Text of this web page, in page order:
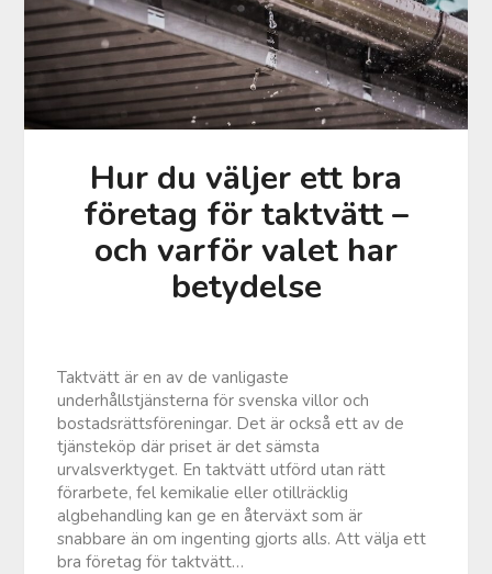
Hur du väljer ett bra
företag för taktvätt –
och varför valet har
betydelse
Taktvätt är en av de vanligaste
underhållstjänsterna för svenska villor och
bostadsrättsföreningar. Det är också ett av de
tjänsteköp där priset är det sämsta
urvalsverktyget. En taktvätt utförd utan rätt
förarbete, fel kemikalie eller otillräcklig
algbehandling kan ge en återväxt som är
snabbare än om ingenting gjorts alls. Att välja ett
bra företag för taktvätt…